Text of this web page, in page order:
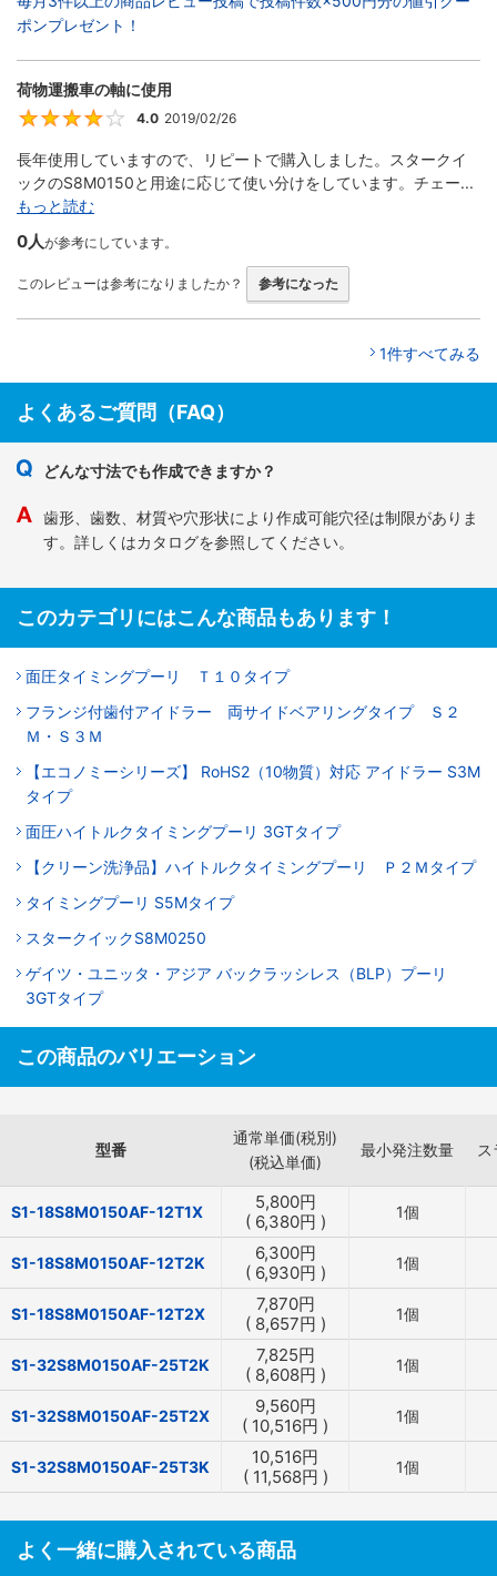
ポンプレゼント！
荷物運搬車の軸に使用
4
4.0 2019/02/26
長年使用していますので、リピートで購入しました。スタークイ
ックのS8M0150と用途に応じて使い分けをしています。チェー...
もっと読む
0人が参考にしています。
このレビューは参考になりましたか？ 参考になった
1件すべてみる
よくあるご質問（FAQ）
どんな寸法でも作成できますか？
歯形、歯数、材質や穴形状により作成可能穴径は制限がありま
す。詳しくはカタログを参照してください。
このカテゴリにはこんな商品もあります！
面圧タイミングプーリ Ｔ１０タイプ
フランジ付歯付アイドラー 両サイドベアリングタイプ Ｓ２
Ｍ・Ｓ３Ｍ
【エコノミーシリーズ】 RoHS2（10物質）対応 アイドラー S3M
タイプ
面圧ハイトルクタイミングプーリ 3GTタイプ
【クリーン洗浄品】ハイトルクタイミングプーリ Ｐ２Ｍタイプ
タイミングプーリ S5Mタイプ
スタークイックS8M0250
ゲイツ・ユニッタ・アジア バックラッシレス（BLP）プーリ
3GTタイプ
この商品のバリエーション
型番
通常単価(税別)
(税込単価)
最小発注数量
S1-18S8M0150AF-12T1X 5,800円
( 6,380円 ) 1個
S1-18S8M0150AF-12T2K 6,300円
( 6,930円 ) 1個
S1-18S8M0150AF-12T2X 7,870円
( 8,657円 ) 1個
S1-32S8M0150AF-25T2K 7,825円
( 8,608円 ) 1個
S1-32S8M0150AF-25T2X 9,560円
( 10,516円 ) 1個
S1-32S8M0150AF-25T3K 10,516円
( 11,568円 ) 1個
よく一緒に購入されている商品